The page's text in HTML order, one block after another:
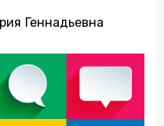
Геннадьевна